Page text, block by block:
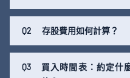
Q2 存股費用如何計算？
Q3
買入時間表：約定什